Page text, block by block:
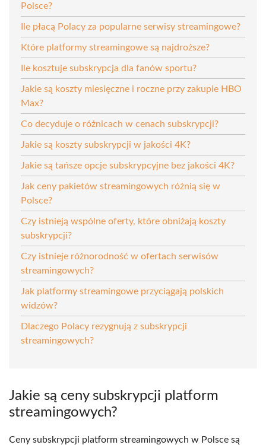
Polsce?
Ile płacą Polacy za popularne serwisy streamingowe?
Które platformy streamingowe są najdroższe?
Ile kosztuje subskrypcja dla fanów sportu?
Jakie są koszty miesięczne i roczne przy zakupie HBO
Max?
Co decyduje o różnicach w cenach subskrypcji?
Jakie są koszty subskrypcji w jakości 4K?
Jakie są tańsze opcje subskrypcyjne bez jakości 4K?
Jak ceny pakietów streamingowych różnią się w
Polsce?
Czy istnieją wspólne oferty, które obniżają koszty
subskrypcji?
Czy istnieje różnorodność w ofertach serwisów
streamingowych?
Jak platformy streamingowe przyciągają polskich
widzów?
Dlaczego Polacy rezygnują z subskrypcji
streamingowych?
Jakie są ceny subskrypcji platform
streamingowych?
Ceny subskrypcji platform streamingowych w Polsce są